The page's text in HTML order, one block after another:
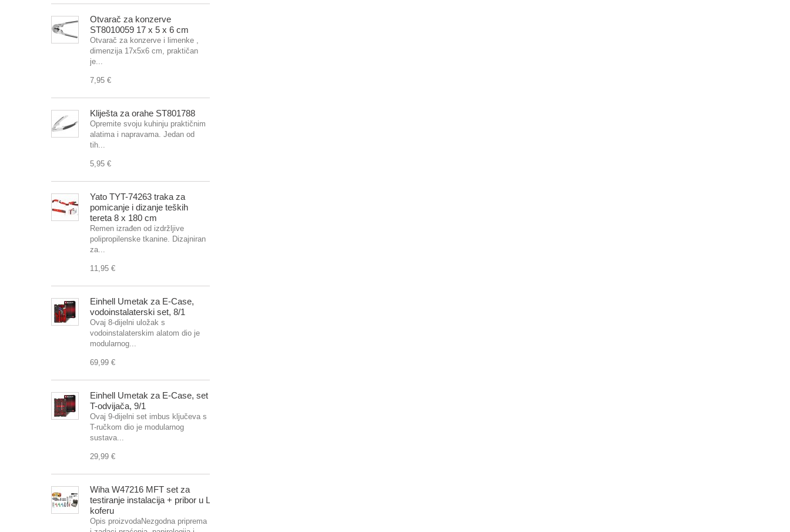
Otvarač za konzerve
ST8010059 17 x 5 x 6 cm
Otvarač za konzerve i limenke ,
dimenzija 17x5x6 cm, praktičan
je...
7,95 €
Kliješta za orahe ST801788
Opremite svoju kuhinju praktičnim
alatima i napravama. Jedan od
tih...
5,95 €
Yato TYT-74263 traka za
pomicanje i dizanje teških
tereta 8 x 180 cm
Remen izrađen od izdržljive
polipropilenske tkanine. Dizajniran
za...
11,95 €
Einhell Umetak za E-Case,
vodoinstalaterski set, 8/1
Ovaj 8-dijelni uložak s
vodoinstalaterskim alatom dio je
modularnog...
69,99 €
Einhell Umetak za E-Case, set
T-odvijača, 9/1
Ovaj 9-dijelni set imbus ključeva s
T-ručkom dio je modularnog
sustava...
29,99 €
Wiha W47216 MFT set za
testiranje instalacija + pribor u L
koferu
Opis proizvodaNezgodna priprema